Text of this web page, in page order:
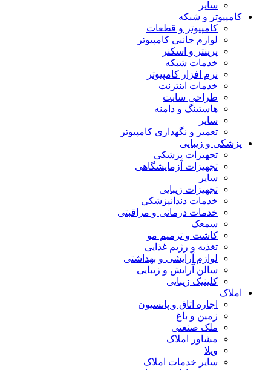
سایر
کامپیوتر و شبکه
کامپیوتر و قطعات
لوازم جانبی کامپیوتر
پرینتر و اسکنر
خدمات شبکه
نرم افزار کامپیوتر
خدمات اینترنت
طراحی سایت
هاستینگ و دامنه
سایر
تعمیر و نگهداری کامپیوتر
پزشکی و زیبایی
تجهیزات پزشکی
تجهیزات آزمایشگاهی
سایر
تجهیزات زیبایی
خدمات دندانپزشکی
خدمات درمانی و مراقبتی
سمعک
کاشت و ترمیم مو
تغذیه و رژیم غذایی
لوازم آرایشی و بهداشتی
سالن آرایش و زیبایی
کلینیک زیبایی
املاک
اجاره اتاق و پانسیون
زمین و باغ
ملک صنعتی
مشاور املاک
ویلا
سایر خدمات املاک